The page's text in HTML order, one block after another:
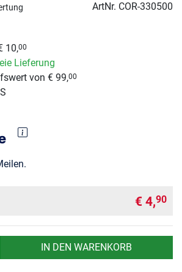
ArtNr. COR-330500
10,00
Lieferung
von € 99,00
€ 4,90
IN DEN WARENKORB